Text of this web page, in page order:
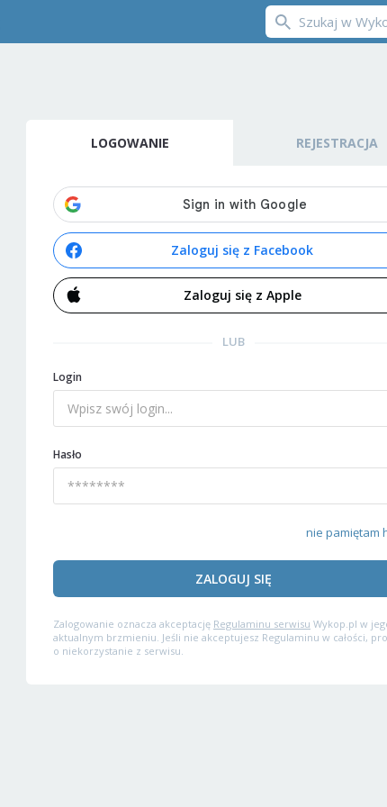
LOGOWANIE REJESTRACJA
Zaloguj się z Facebook
Zaloguj się z Apple
LUB
Login
Hasło
nie pamiętam
ZALOGUJ SIĘ
Zalogowanie oznacza akceptację Regulaminu serwisu Wykop.pl w
aktualnym brzmieniu. Jeśli nie akceptujesz Regulaminu w całości,
o niekorzystanie z serwisu.